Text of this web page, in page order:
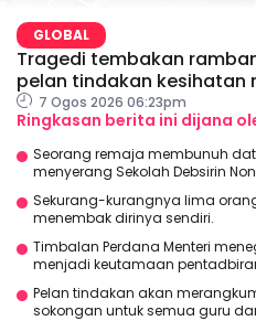
GLOBAL
Tragedi tembakan
pelan tindakan kesihatan
7 Ogos 2026 06:23pm
Ringkasan berita ini dijana
Seorang remaja membunuh
menyerang Sekolah Debsirin
Sekurang-kurangnya lima
menembak dirinya sendiri.
Timbalan Perdana Menteri
menjadi keutamaan
Pelan tindakan akan
sokongan untuk semua guru